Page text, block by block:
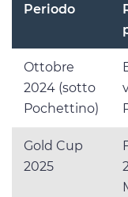
Periodo
Ottobre
2024 (sotto
Pochettino)
Gold Cup
2025